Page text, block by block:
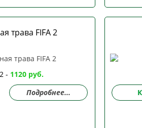
трава FIFA 2
- 1120 руб.
Подробнее...